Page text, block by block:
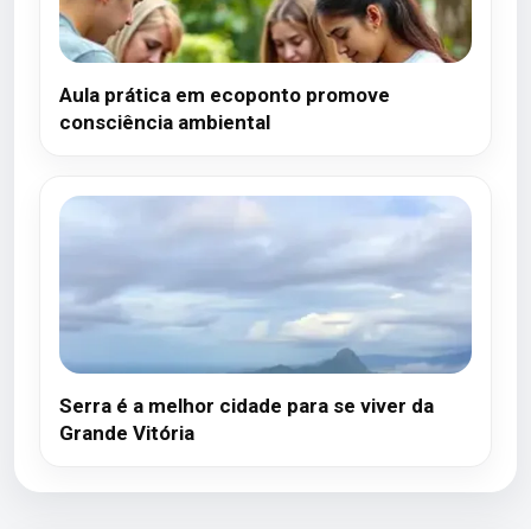
Aula prática em ecoponto promove
consciência ambiental
Serra é a melhor cidade para se viver da
Grande Vitória